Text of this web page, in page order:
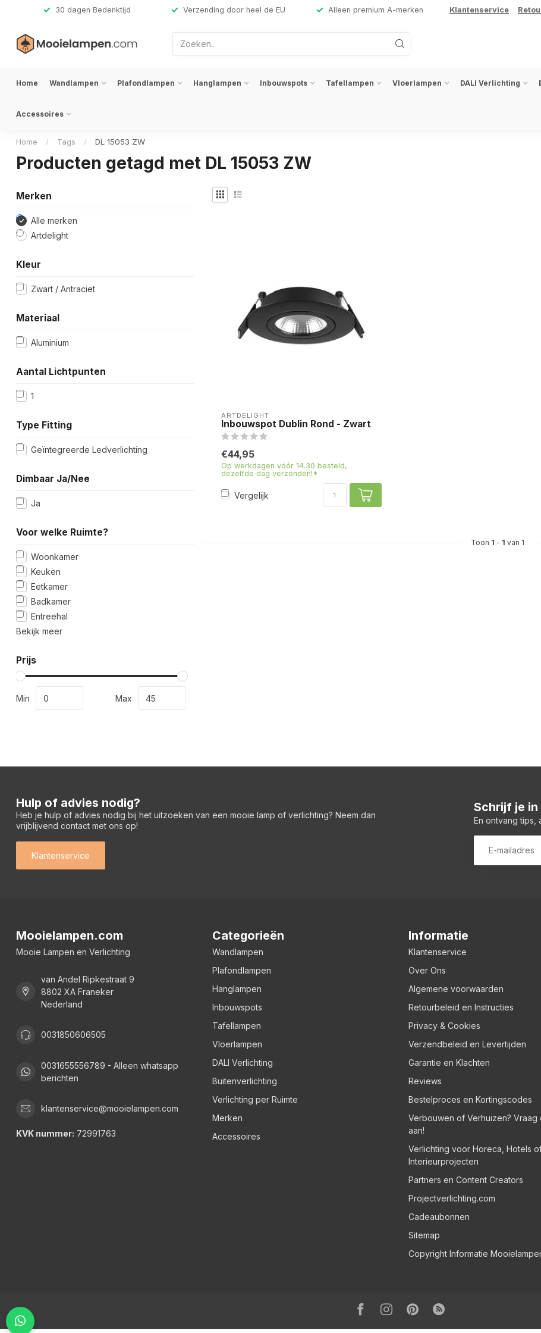
30 dagen Bedenktijd Verzending door heel de EU Alleen premium A-merken Klantenservice
Home Wandlampen Plafondlampen Hanglampen Inbouwspots Tafellampen Vloerlampen DALI Verlichting
Accessoires
Home / Tags / DL 15053 ZW
Producten getagd met DL 15053 ZW
Merken
Alle merken
Artdelight
Kleur
Zwart / Antraciet
Materiaal
Aluminium
Aantal Lichtpunten
1
Type Fitting
Geïntegreerde Ledverlichting
Dimbaar Ja/Nee
Ja
Voor welke Ruimte?
Woonkamer
Keuken
Eetkamer
Badkamer
Entreehal
Bekijk meer
Prijs
Min Max
ARTDELIGHT
Inbouwspot Dublin Rond - Zwart
€44,95
Op werkdagen vóór 14.30 besteld,
dezelfde dag verzonden!*
Vergelijk
Toon 1 - 1 van 1
Hulp of advies nodig?
Heb je hulp of advies nodig bij het uitzoeken van een mooie lamp of verlichting? Neem dan
vrijblijvend contact met ons op!
Klantenservice
Schrijf je
En ontvang tips,
Mooielampen.com
Mooie Lampen en Verlichting
van Andel Ripkestraat 9
8802 XA Franeker
Nederland
0031850606505
0031655556789 - Alleen whatsapp
berichten
klantenservice@mooielampen.com
KVK nummer: 72991763
Categorieën
Wandlampen
Plafondlampen
Hanglampen
Inbouwspots
Tafellampen
Vloerlampen
DALI Verlichting
Buitenverlichting
Verlichting per Ruimte
Merken
Accessoires
Informatie
Klantenservice
Over Ons
Algemene voorwaarden
Retourbeleid en Instructies
Privacy & Cookies
Verzendbeleid en Levertijden
Garantie en Klachten
Reviews
Bestelproces en Kortingscodes
Verbouwen of Verhuizen? Vraag
aan!
Verlichting voor Horeca, Hotels
Interieurprojecten
Partners en Content Creators
Projectverlichting.com
Cadeaubonnen
Sitemap
Copyright Informatie